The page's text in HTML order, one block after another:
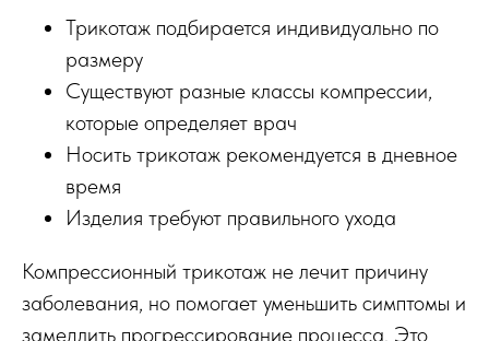
Трикотаж подбирается индивидуально по
размеру
Существуют разные классы компрессии,
которые определяет врач
Носить трикотаж рекомендуется в дневное
время
Изделия требуют правильного ухода
Компрессионный трикотаж не лечит причину
заболевания, но помогает уменьшить симптомы и
замедлить прогрессирование процесса. Это